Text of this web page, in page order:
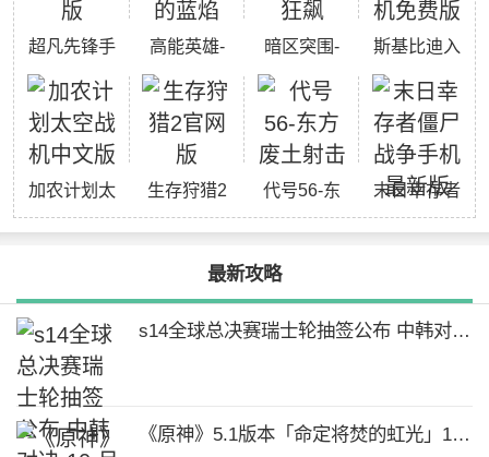
超凡先锋手
高能英雄-
飞翔的蓝焰
暗区突围-
混乱狂飙
斯基比迪入
侵手机免费
版
加农计划太
空战机中文
版
生存狩猎2
官网版
代号56-东
方废土射击
末日幸存者
僵尸战争手
机最新版
最新攻略
s14全球总决赛瑞士轮抽签公布 中韩对决 10 月 3 日打响！
《原神》5.1版本「命定将焚的虹光」10月9日上线！